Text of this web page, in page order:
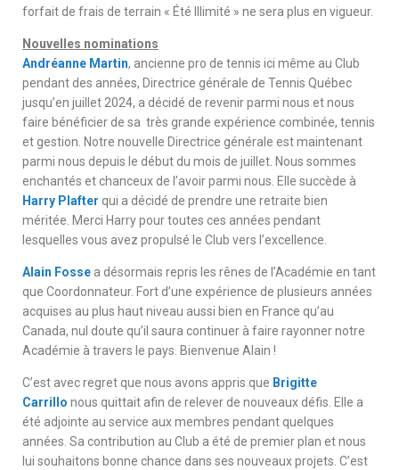
forfait de frais de terrain « Été Illimité » ne sera plus en vigueur.
Nouvelles nominations
Andréanne Martin, ancienne pro de tennis ici même au Club
pendant des années, Directrice générale de Tennis Québec
jusqu’en juillet 2024, a décidé de revenir parmi nous et nous
faire bénéficier de sa très grande expérience combinée, tennis
et gestion. Notre nouvelle Directrice générale est maintenant
parmi nous depuis le début du mois de juillet. Nous sommes
enchantés et chanceux de l’avoir parmi nous. Elle succède à
Harry Plafter qui a décidé de prendre une retraite bien
méritée. Merci Harry pour toutes ces années pendant
lesquelles vous avez propulsé le Club vers l’excellence.
Alain Fosse a désormais repris les rênes de l’Académie en tant
que Coordonnateur. Fort d’une expérience de plusieurs années
acquises au plus haut niveau aussi bien en France qu’au
Canada, nul doute qu’il saura continuer à faire rayonner notre
Académie à travers le pays. Bienvenue Alain !
C’est avec regret que nous avons appris que Brigitte
Carrillo nous quittait afin de relever de nouveaux défis. Elle a
été adjointe au service aux membres pendant quelques
années. Sa contribution au Club a été de premier plan et nous
lui souhaitons bonne chance dans ses nouveaux projets. C’est